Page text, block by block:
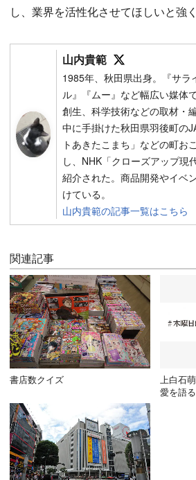
し、業界を活性化させてほしいと強
山内貴範
1985年、秋田県出身。『サラ
ル』『ムー』など幅広い媒体
創生、科学技術などの取材・
中に手掛けた秋田県羽後町の
トあきたこまち」などの町お
し、NHK「クローズアップ現
紹介された。商品開発やイベ
けている。
山内貴範の記事一覧はこちら
関連記事
書店数クイズ
上白石
愛を語る